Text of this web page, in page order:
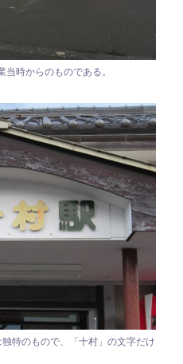
時からのものである。
特のもので、「十村」の文字だけ